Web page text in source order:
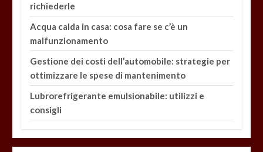
richiederle
Acqua calda in casa: cosa fare se c’è un
malfunzionamento
Gestione dei costi dell’automobile: strategie per
ottimizzare le spese di mantenimento
Lubrorefrigerante emulsionabile: utilizzi e
consigli